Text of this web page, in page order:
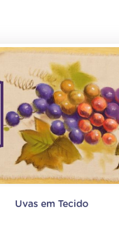
Uvas em Tecido